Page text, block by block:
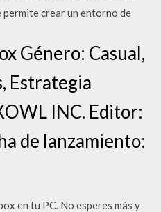
crear un entorno de
Género: Casual,
Estrategia
INC. Editor:
de lanzamiento:
en tu PC. No esperes más y